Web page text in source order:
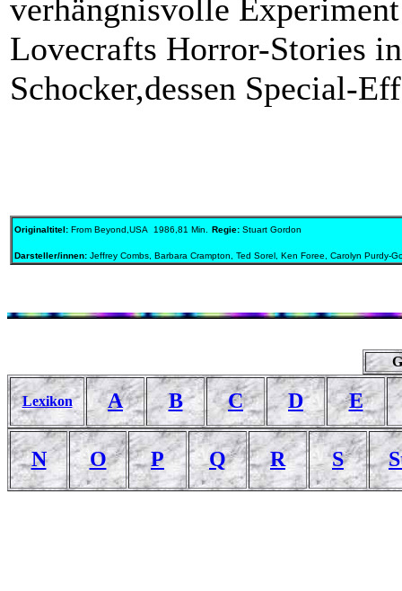
verhängnisvolle
Lovecrafts Horror-Stories
Schocker,dessen Special-
Originaltitel: From Beyond,USA 1986,81 Min. Regie: Stuart Gordon
Darsteller/innen: Jeffrey Combs, Barbara Crampton, Ted Sorel, Ken Foree, Carolyn Purdy-
Lexikon A B C D E
N O P Q R S